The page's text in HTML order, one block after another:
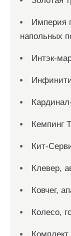
Империя
напольных
Интэк-
Кемпинг
Кит-
Клевер,
Ковчег,
Колесо,
Комплект